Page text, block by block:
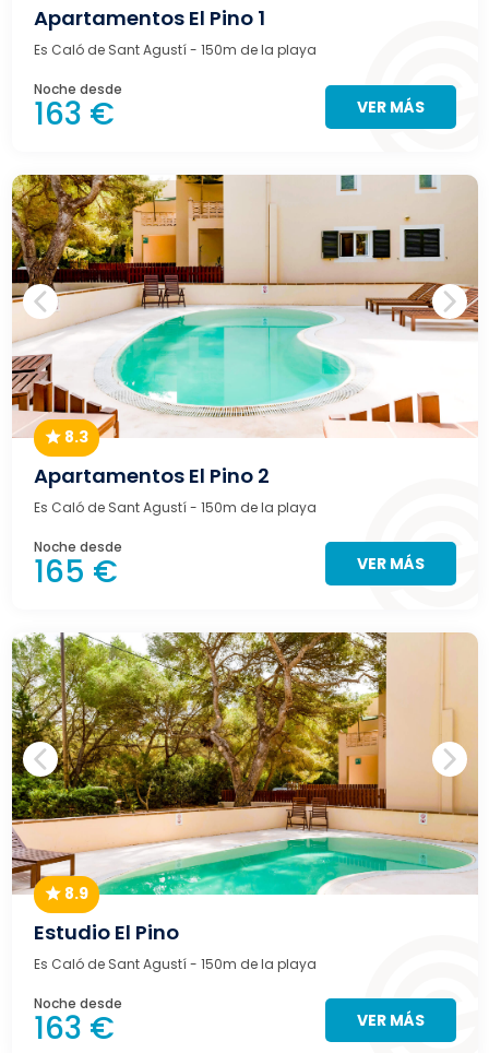
Apartamentos El Pino 1
Es Caló de Sant Agustí- 150m de la playa
Noche desde
163 € VER MÁS
8.3
Apartamentos El Pino 2
Es Caló de Sant Agustí- 150m de la playa
Noche desde
165 € VER MÁS
8.9
Estudio El Pino
Es Caló de Sant Agustí- 150m de la playa
Noche desde
163 € VER MÁS